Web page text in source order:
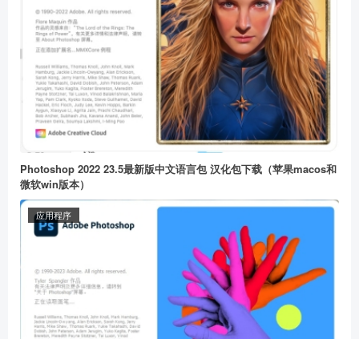
Photoshop 2022 23.5最新版中文语言包 汉化包下载（苹果macos和
微软win版本）
应用程序